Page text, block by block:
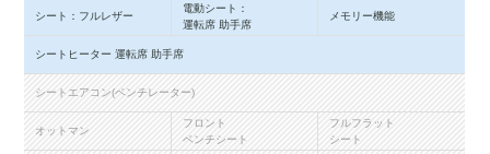
シート：フルレザー
電動シート：
運転席 助手席
メモリー機能
シートヒーター 運転席 助手席
シートエアコン(ベンチレーター)
オットマン
フロント
ベンチシート
フルフラット
シート